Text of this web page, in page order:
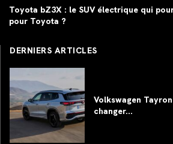
Toyota bZ3X : le SUV électrique qui
pour Toyota ?
DERNIERS ARTICLES
Volkswagen
changer...